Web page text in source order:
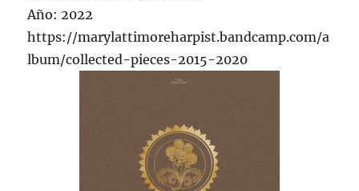
Año: 2022
https://marylattimoreharpist.bandcamp.com/a
lbum/collected-pieces-2015-2020